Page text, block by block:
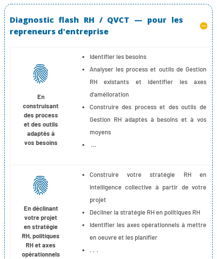
Diagnostic flash RH / QVCT — pour les
repreneurs d'entreprise
En
construisant
des process
et des outils
adaptés à
vos besoins
Identifier les besoins
Analyser les process et outils de Gestion
RH existants et identifier les axes
d'amélioration
Construire des process et des outils de
Gestion RH adaptés à besoins et à vos
moyens
…
En déclinant
votre projet
en stratégie
RH, politiques
RH et axes
opérationnels
Construire votre stratégie RH en
intelligence collective à partir de votre
projet
Décliner la stratégie RH en politiques RH
Identifier les axes opérationnels à mettre
en oeuvre et les planifier
. . .